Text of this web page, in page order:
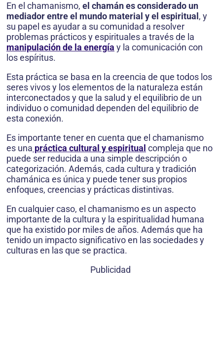
En el chamanismo, el chamán es considerado un
mediador entre el mundo material y el espiritual , y
su papel es ayudar a su comunidad a resolver
problemas prácticos y espirituales a través de la
manipulación de la energía y la comunicación con
los espíritus.
Esta práctica se basa en la creencia de que todos los
seres vivos y los elementos de la naturaleza están
interconectados y que la salud y el equilibrio de un
individuo o comunidad dependen del equilibrio de
esta conexión.
Es importante tener en cuenta que el chamanismo
es una práctica cultural y espiritual compleja que no
puede ser reducida a una simple descripción o
categorización. Además, cada cultura y tradición
chamánica es única y puede tener sus propios
enfoques, creencias y prácticas distintivas.
En cualquier caso, el chamanismo es un aspecto
importante de la cultura y la espiritualidad humana
que ha existido por miles de años. Además que ha
tenido un impacto significativo en las sociedades y
culturas en las que se practica.
Publicidad